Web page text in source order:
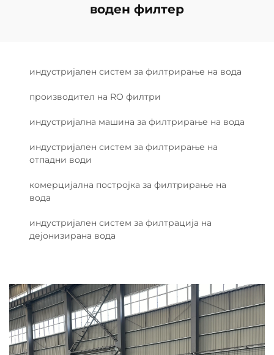
воден филтер
индустријален систем за филтрирање на вода
производител на RO филтри
индустријална машина за филтрирање на вода
индустријален систем за филтрирање на
отпадни води
комерцијална постројка за филтрирање на
вода
индустријален систем за филтрација на
дејонизирана вода